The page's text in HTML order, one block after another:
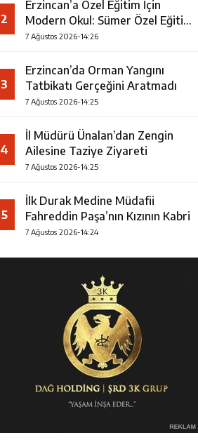
2
Erzincan’a Özel Eğitim İçin
Modern Okul: Sümer Özel Eğitim
Meslek Okulu Protokolü
7 Ağustos 2026-14:26
3
Erzincan’da Orman Yangını
Tatbikatı Gerçeğini Aratmadı
7 Ağustos 2026-14:25
4
İl Müdürü Ünalan’dan Zengin
Ailesine Taziye Ziyareti
7 Ağustos 2026-14:25
5
İlk Durak Medine Müdafii
Fahreddin Paşa’nın Kızının Kabri
7 Ağustos 2026-14:24